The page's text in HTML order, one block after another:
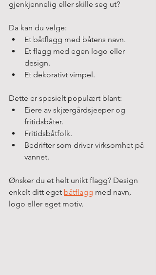
gjenkjennelig eller skille seg ut?
Da kan du velge:
Et båtflagg med båtens navn.
Et flagg med egen logo eller
design.
Et dekorativt vimpel.
Dette er spesielt populært blant:
Eiere av skjærgårdsjeeper og
fritidsbåter.
Fritidsbåtfolk.
Bedrifter som driver virksomhet på
vannet.
Ønsker du et helt unikt flagg? Design
enkelt ditt eget båtflagg med navn,
logo eller eget motiv.